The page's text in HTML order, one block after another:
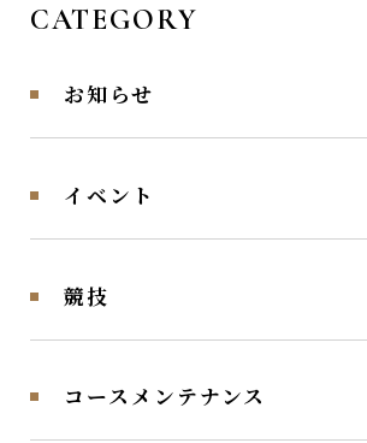
CATEGORY
お知らせ
イベント
競技
コースメンテナンス